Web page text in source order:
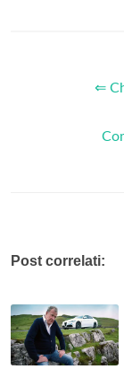
⇐
Post correlati: